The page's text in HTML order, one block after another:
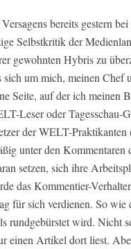
bereits gestern
Selbstkritik der
gewohnten Hybris zu
um mich, meinen Chef
Seite, auf der ich meinen
Leser oder Tagesschau-
der WELT-
unter den Kommentaren
setzen, sich ihre
das Kommentier-
für sich verdienen. So wie
rundgebürstet wird. Nicht
einen Artikel dort liest.